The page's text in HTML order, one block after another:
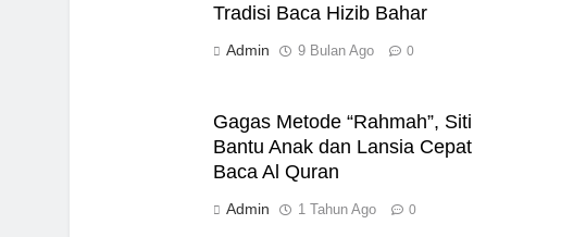
Tradisi Baca Hizib Bahar
Admin 9 Bulan Ago 0
Gagas Metode “Rahmah”, Siti
Bantu Anak dan Lansia Cepat
Baca Al Quran
Admin 1 Tahun Ago 0
Mau Masuk Surga, Tapi Takut Mati
Mahasiswa dan Santri Serukan